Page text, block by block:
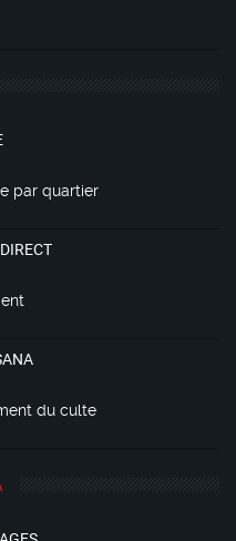
par quartier
du culte